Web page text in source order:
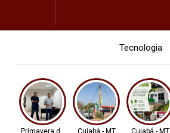
Tecnologia
Primavera do LesteCuiabá - MT Cuiabá - MT